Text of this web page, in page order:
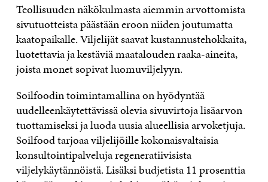
Teollisuuden näkökulmasta aiemmin arvottomista
sivutuotteista päästään eroon niiden joutumatta
kaatopaikalle. Viljelijät saavat kustannustehokkaita,
luotettavia ja kestäviä maatalouden raaka-aineita,
joista monet sopivat luomuviljelyyn.
Soilfoodin toimintamallina on hyödyntää
uudelleenkäytettävissä olevia sivuvirtoja lisäarvon
tuottamiseksi ja luoda uusia alueellisia arvoketjuja.
Soilfood tarjoaa viljelijöille kokonaisvaltaisia
konsultointipalveluja regeneratiivisista
viljelykäytännöistä. Lisäksi budjetista 11 prosenttia